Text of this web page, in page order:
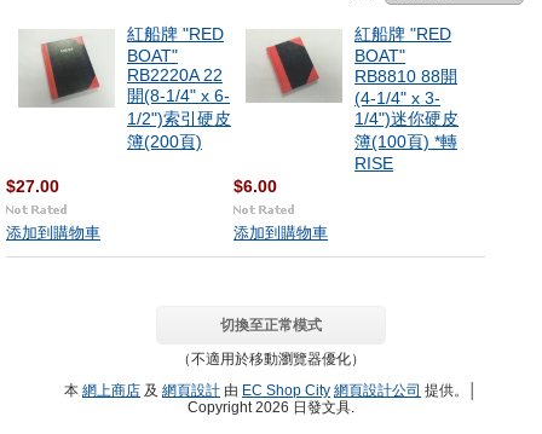
紅船牌 "RED
BOAT"
RB2220A 22
開(8-1/4" x 6-
1/2")索引硬皮
簿(200頁)
$27.00
添加到購物車
紅船牌 "RED
BOAT"
RB8810 88開
(4-1/4" x 3-
1/4")迷你硬皮
簿(100頁) *轉
RISE
$6.00
添加到購物車
切換至正常模式
（不適用於移動瀏覽器優化）
本 網上商店 及 網頁設計 由 EC Shop City 網頁設計公司 提供。│
Copyright 2026 日發文具.